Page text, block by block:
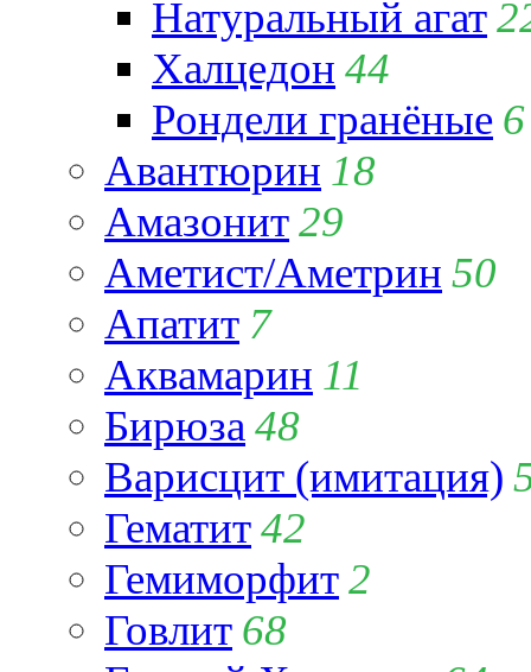
Натуральный агат
Халцедон 44
Рондели гранёные 6
Авантюрин 18
Амазонит29
Аметист/Аметрин 50
Апатит 7
Аквамарин 11
Бирюза 48
Варисцит (имитация)
Гематит42
Гемиморфит2
Говлит 68